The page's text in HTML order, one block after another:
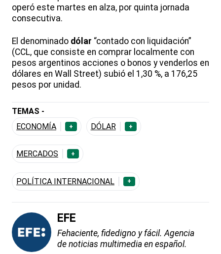
operó este martes en alza, por quinta jornada
consecutiva.
El denominado dólar “contado con liquidación”
(CCL, que consiste en comprar localmente con
pesos argentinos acciones o bonos y venderlos en
dólares en Wall Street) subió el 1,30 %, a 176,25
pesos por unidad.
TEMAS -
ECONOMÍA
+ DÓLAR +
MERCADOS +
POLÍTICA INTERNACIONAL +
EFE
Fehaciente, fidedigno y fácil. Agencia
de noticias multimedia en español.